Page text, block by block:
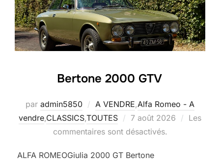
Bertone 2000 GTV
par admin5850 A VENDRE,Alfa Romeo - A
vendre,CLASSICS,TOUTES
Publié
le
7 août 2026
Les
commentaires sont désactivés.
ALFA ROMEOGiulia 2000 GT Bertone